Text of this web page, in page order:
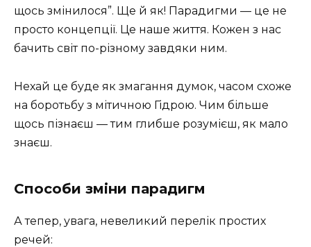
щось змінилося”. Ще й як! Парадигми — це не
просто концепції. Це наше життя. Кожен з нас
бачить світ по-різному завдяки ним.
Нехай це буде як змагання думок, часом схоже
на боротьбу з мітичною Гідрою. Чим більше
щось пізнаєш — тим глибше розумієш, як мало
знаєш.
Способи зміни парадигм
А тепер, увага, невеликий перелік простих
речей: